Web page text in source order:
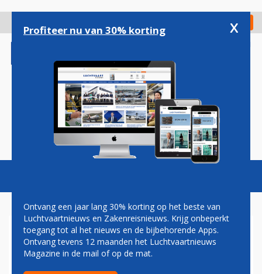
gaan
Check in
Magazine Podcasts Vacatures
NZ-LIJN NAAR SCHIPHOL OP
DE TOCHT
Profiteer nu van 30% korting x
Ontvang een jaar lang 30% korting op het beste van
Luchtvaartnieuws en Zakenreisnieuws. Krijg onbeperkt
toegang tot al het nieuws en de bijbehorende Apps.
Ontvang tevens 12 maanden het Luchtvaartnieuws
Magazine in de mail of op de mat.